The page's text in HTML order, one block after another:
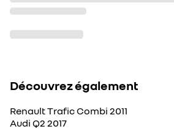
Découvrez également
Renault Trafic Combi 2011
Audi Q2 2017